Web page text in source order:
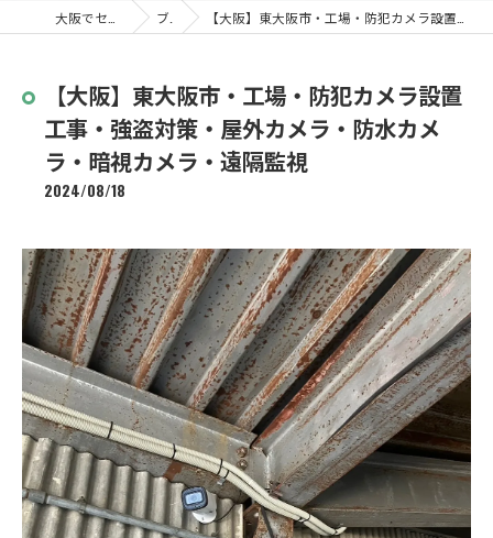
ブログ 【大阪】東大阪市・工場・防犯カメラ設置工事・強盗対策・屋外カメラ・防水カメラ・暗視カメラ・遠隔監視
【大阪】東大阪市・工場・防犯カメラ設置
工事・強盗対策・屋外カメラ・防水カメ
ラ・暗視カメラ・遠隔監視
2024/08/18